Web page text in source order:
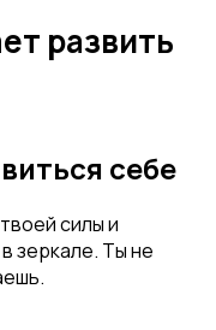
развить
себе
силы и
зеркале. Ты не